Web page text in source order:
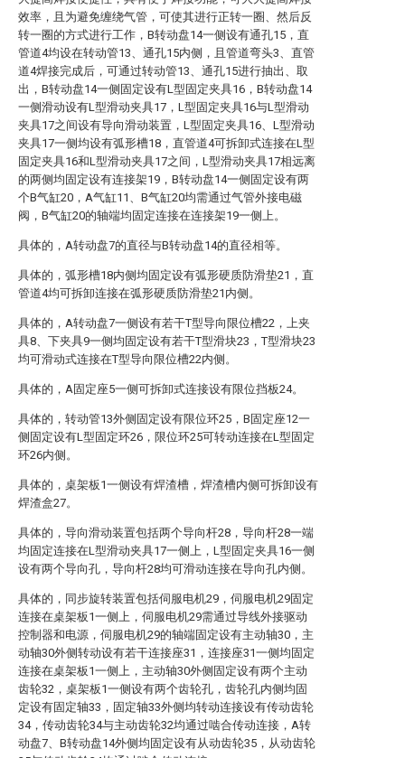
效率，且为避免缠绕气管，可使其进行正转一圈、然后反
转一圈的方式进行工作，B转动盘14一侧设有通孔15，直
管道4均设在转动管13、通孔15内侧，且管道弯头3、直管
道4焊接完成后，可通过转动管13、通孔15进行抽出、取
出，B转动盘14一侧固定设有L型固定夹具16，B转动盘14
一侧滑动设有L型滑动夹具17，L型固定夹具16与L型滑动
夹具17之间设有导向滑动装置，L型固定夹具16、L型滑动
夹具17一侧均设有弧形槽18，直管道4可拆卸式连接在L型
固定夹具16和L型滑动夹具17之间，L型滑动夹具17相远离
的两侧均固定设有连接架19，B转动盘14一侧固定设有两
个B气缸20，A气缸11、B气缸20均需通过气管外接电磁
阀，B气缸20的轴端均固定连接在连接架19一侧上。
具体的，A转动盘7的直径与B转动盘14的直径相等。
具体的，弧形槽18内侧均固定设有弧形硬质防滑垫21，直
管道4均可拆卸连接在弧形硬质防滑垫21内侧。
具体的，A转动盘7一侧设有若干T型导向限位槽22，上夹
具8、下夹具9一侧均固定设有若干T型滑块23，T型滑块23
均可滑动式连接在T型导向限位槽22内侧。
具体的，A固定座5一侧可拆卸式连接设有限位挡板24。
具体的，转动管13外侧固定设有限位环25，B固定座12一
侧固定设有L型固定环26，限位环25可转动连接在L型固定
环26内侧。
具体的，桌架板1一侧设有焊渣槽，焊渣槽内侧可拆卸设有
焊渣盒27。
具体的，导向滑动装置包括两个导向杆28，导向杆28一端
均固定连接在L型滑动夹具17一侧上，L型固定夹具16一侧
设有两个导向孔，导向杆28均可滑动连接在导向孔内侧。
具体的，同步旋转装置包括伺服电机29，伺服电机29固定
连接在桌架板1一侧上，伺服电机29需通过导线外接驱动
控制器和电源，伺服电机29的轴端固定设有主动轴30，主
动轴30外侧转动设有若干连接座31，连接座31一侧均固定
连接在桌架板1一侧上，主动轴30外侧固定设有两个主动
齿轮32，桌架板1一侧设有两个齿轮孔，齿轮孔内侧均固
定设有固定轴33，固定轴33外侧均转动连接设有传动齿轮
34，传动齿轮34与主动齿轮32均通过啮合传动连接，A转
动盘7、B转动盘14外侧均固定设有从动齿轮35，从动齿轮